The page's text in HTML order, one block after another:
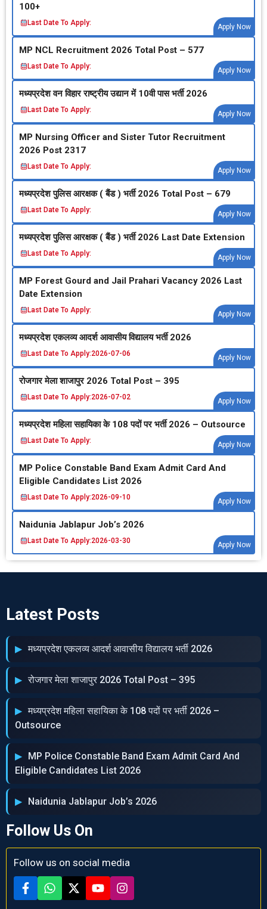
100+
Last Date To Apply:
Apply Now
MP NCL Recruitment 2026 Total Post – 577
Last Date To Apply:
Apply Now
मध्‍यप्रदेश वन विहार राष्‍ट्रीय उद्यान में 10वी पास भर्ती 2026
Last Date To Apply:
Apply Now
MP Nursing Officer and Sister Tutor Recruitment
2026 Post 2317
Last Date To Apply:
Apply Now
मध्‍यप्रदेश पुलिस आरक्षक ( बैंड ) भर्ती 2026 Total Post – 679
Last Date To Apply:
Apply Now
मध्‍यप्रदेश पुलिस आरक्षक ( बैंड ) भर्ती 2026 Last Date Extension
Last Date To Apply:
Apply Now
MP Forest Gourd and Jail Prahari Vacancy 2026 Last
Date Extension
Last Date To Apply:
Apply Now
मध्‍यप्रदेश एकलव्‍य आदर्श आवासीय विद्यालय भर्ती 2026
Last Date To Apply:2026-07-06
Apply Now
रोजगार मेला शाजापुर 2026 Total Post – 395
Last Date To Apply:2026-07-02
Apply Now
मध्‍यप्रदेश महिला सहायिका के 108 पदों पर भर्ती 2026 – Outsource
Last Date To Apply:
Apply Now
MP Police Constable Band Exam Admit Card And
Eligible Candidates List 2026
Last Date To Apply:2026-09-10
Apply Now
Naidunia Jablapur Job’s 2026
Last Date To Apply:2026-03-30
Apply Now
Latest Posts
मध्‍यप्रदेश एकलव्‍य आदर्श आवासीय विद्यालय भर्ती 2026
रोजगार मेला शाजापुर 2026 Total Post – 395
मध्‍यप्रदेश महिला सहायिका के 108 पदों पर भर्ती 2026 –
Outsource
MP Police Constable Band Exam Admit Card And
Eligible Candidates List 2026
Naidunia Jablapur Job’s 2026
Follow Us On
Follow us on social media